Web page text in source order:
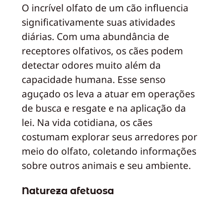
O incrível olfato de um cão influencia
significativamente suas atividades
diárias. Com uma abundância de
receptores olfativos, os cães podem
detectar odores muito além da
capacidade humana. Esse senso
aguçado os leva a atuar em operações
de busca e resgate e na aplicação da
lei. Na vida cotidiana, os cães
costumam explorar seus arredores por
meio do olfato, coletando informações
sobre outros animais e seu ambiente.
Natureza afetuosa